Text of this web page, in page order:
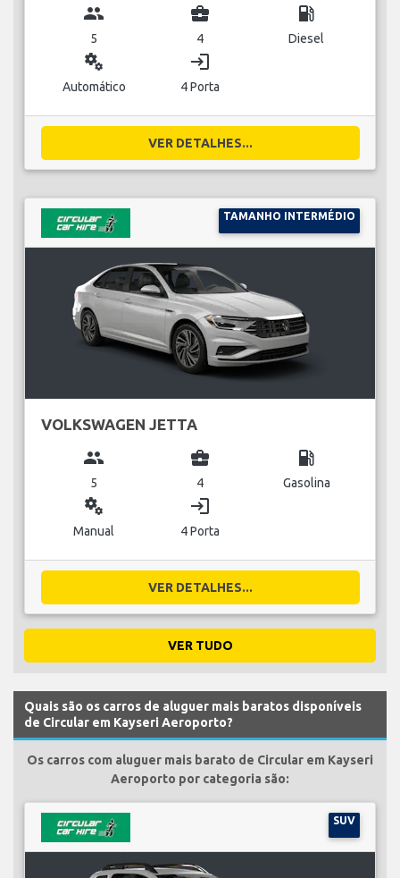
group
5
business_center
4
local_gas_station
Diesel
miscellaneous_services
Automático
login
4 Porta
VER DETALHES...
TAMANHO INTERMÉDIO
VOLKSWAGEN JETTA
group
5
business_center
4
local_gas_station
Gasolina
miscellaneous_services
Manual
login
4 Porta
VER DETALHES...
VER TUDO
Quais são os carros de aluguer mais baratos disponíveis
de Circular em Kayseri Aeroporto?
Os carros com aluguer mais barato de Circular em Kayseri
Aeroporto por categoria são:
SUV